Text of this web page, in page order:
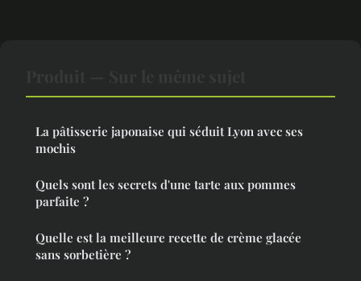
La pâtisserie japonaise qui séduit Lyon avec ses
mochis
Quels sont les secrets d'une tarte aux pommes
parfaite ?
Quelle est la meilleure recette de crème glacée
sans sorbetière ?